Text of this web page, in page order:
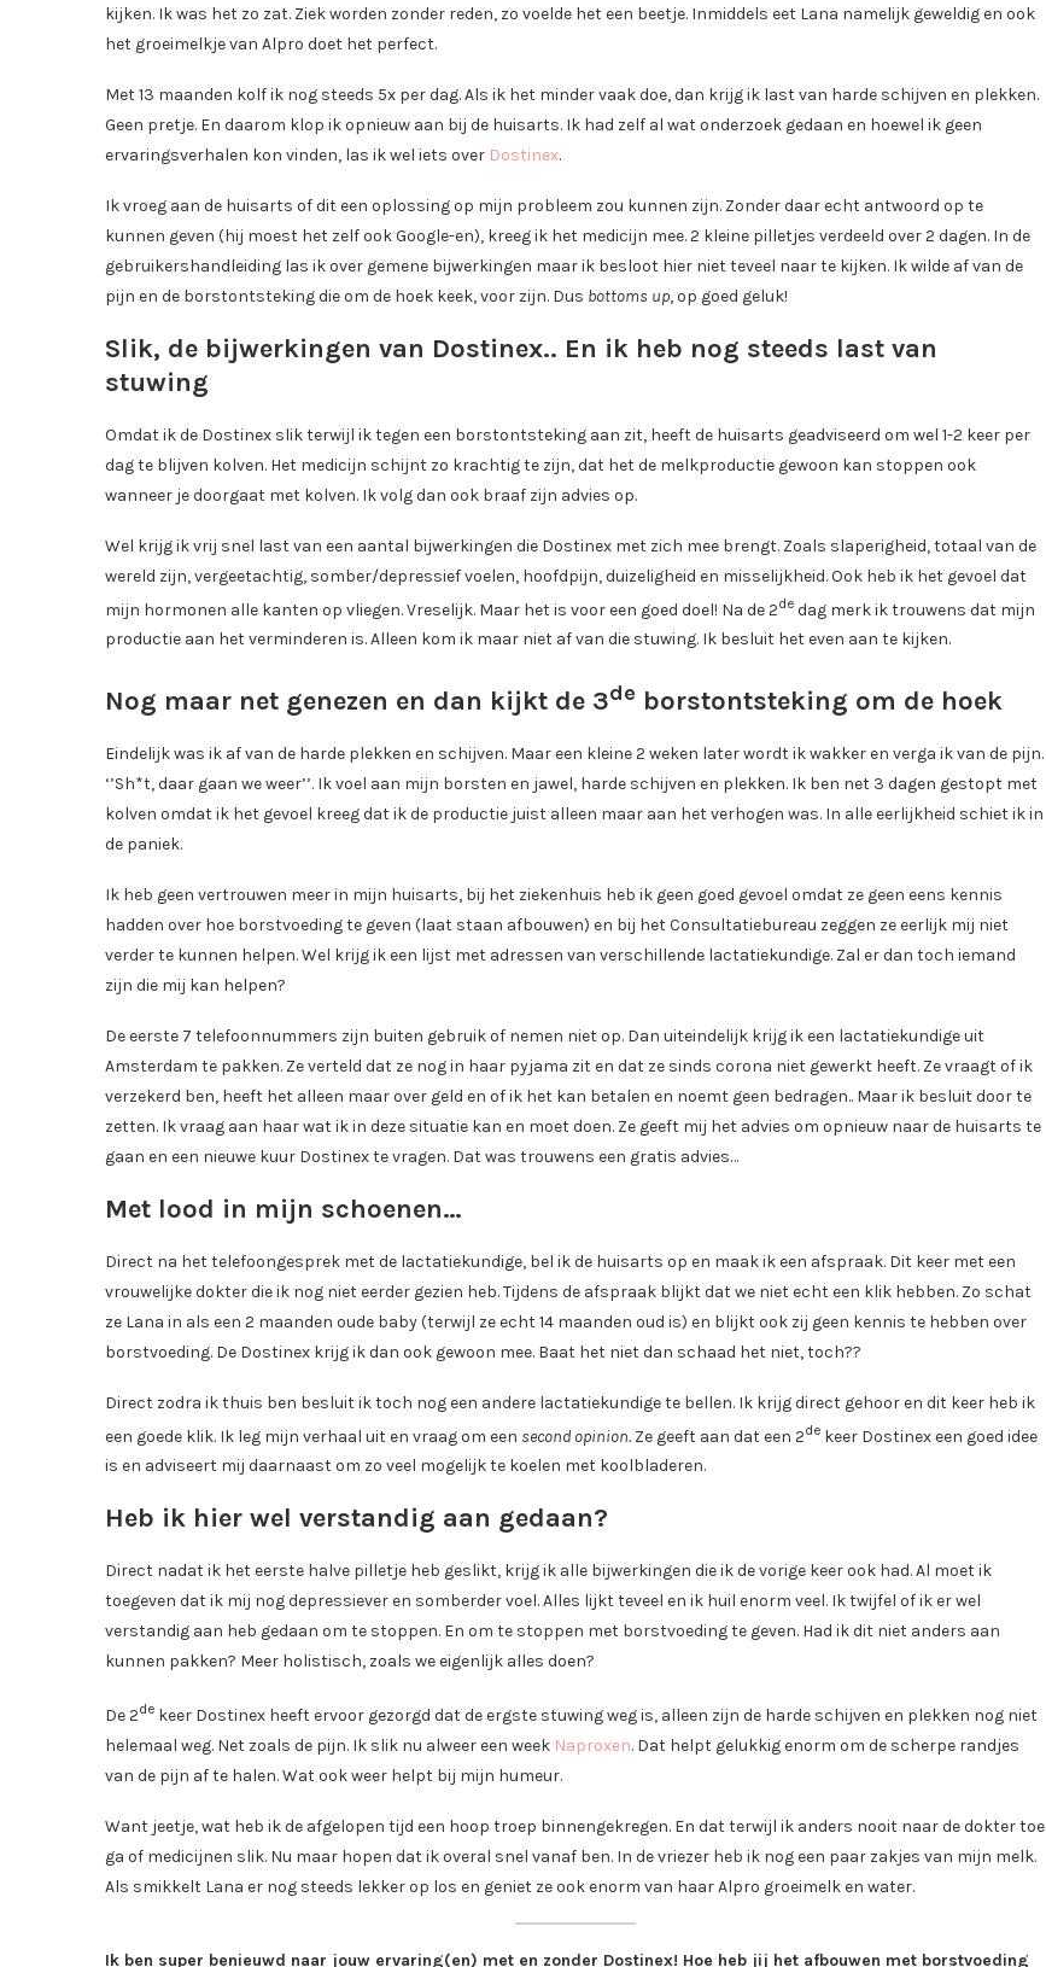
kijken. Ik was het zo zat. Ziek worden zonder reden, zo voelde het een beetje. Inmiddels eet Lana namelijk geweldig en ook
het groeimelkje van Alpro doet het perfect.
Met 13 maanden kolf ik nog steeds 5x per dag. Als ik het minder vaak doe, dan krijg ik last van harde schijven en plekken.
Geen pretje. En daarom klop ik opnieuw aan bij de huisarts. Ik had zelf al wat onderzoek gedaan en hoewel ik geen
ervaringsverhalen kon vinden, las ik wel iets over Dostinex.
Ik vroeg aan de huisarts of dit een oplossing op mijn probleem zou kunnen zijn. Zonder daar echt antwoord op te
kunnen geven (hij moest het zelf ook Google-en), kreeg ik het medicijn mee. 2 kleine pilletjes verdeeld over 2 dagen. In de
gebruikershandleiding las ik over gemene bijwerkingen maar ik besloot hier niet teveel naar te kijken. Ik wilde af van de
pijn en de borstontsteking die om de hoek keek, voor zijn. Dus bottoms up, op goed geluk!
Slik, de bijwerkingen van Dostinex.. En ik heb nog steeds last van
stuwing
Omdat ik de Dostinex slik terwijl ik tegen een borstontsteking aan zit, heeft de huisarts geadviseerd om wel 1-2 keer per
dag te blijven kolven. Het medicijn schijnt zo krachtig te zijn, dat het de melkproductie gewoon kan stoppen ook
wanneer je doorgaat met kolven. Ik volg dan ook braaf zijn advies op.
Wel krijg ik vrij snel last van een aantal bijwerkingen die Dostinex met zich mee brengt. Zoals slaperigheid, totaal van de
wereld zijn, vergeetachtig, somber/depressief voelen, hoofdpijn, duizeligheid en misselijkheid. Ook heb ik het gevoel dat
mijn hormonen alle kanten op vliegen. Vreselijk. Maar het is voor een goed doel! Na de 2de dag merk ik trouwens dat mijn
productie aan het verminderen is. Alleen kom ik maar niet af van die stuwing. Ik besluit het even aan te kijken.
Nog maar net genezen en dan kijkt de 3de borstontsteking om de hoek
Eindelijk was ik af van de harde plekken en schijven. Maar een kleine 2 weken later wordt ik wakker en verga ik van de pijn.
‘’Sh*t, daar gaan we weer’’. Ik voel aan mijn borsten en jawel, harde schijven en plekken. Ik ben net 3 dagen gestopt met
kolven omdat ik het gevoel kreeg dat ik de productie juist alleen maar aan het verhogen was. In alle eerlijkheid schiet ik in
de paniek.
Ik heb geen vertrouwen meer in mijn huisarts, bij het ziekenhuis heb ik geen goed gevoel omdat ze geen eens kennis
hadden over hoe borstvoeding te geven (laat staan afbouwen) en bij het Consultatiebureau zeggen ze eerlijk mij niet
verder te kunnen helpen. Wel krijg ik een lijst met adressen van verschillende lactatiekundige. Zal er dan toch iemand
zijn die mij kan helpen?
De eerste 7 telefoonnummers zijn buiten gebruik of nemen niet op. Dan uiteindelijk krijg ik een lactatiekundige uit
Amsterdam te pakken. Ze verteld dat ze nog in haar pyjama zit en dat ze sinds corona niet gewerkt heeft. Ze vraagt of ik
verzekerd ben, heeft het alleen maar over geld en of ik het kan betalen en noemt geen bedragen.. Maar ik besluit door te
zetten. Ik vraag aan haar wat ik in deze situatie kan en moet doen. Ze geeft mij het advies om opnieuw naar de huisarts te
gaan en een nieuwe kuur Dostinex te vragen. Dat was trouwens een gratis advies…
Met lood in mijn schoenen…
Direct na het telefoongesprek met de lactatiekundige, bel ik de huisarts op en maak ik een afspraak. Dit keer met een
vrouwelijke dokter die ik nog niet eerder gezien heb. Tijdens de afspraak blijkt dat we niet echt een klik hebben. Zo schat
ze Lana in als een 2 maanden oude baby (terwijl ze echt 14 maanden oud is) en blijkt ook zij geen kennis te hebben over
borstvoeding. De Dostinex krijg ik dan ook gewoon mee. Baat het niet dan schaad het niet, toch??
Direct zodra ik thuis ben besluit ik toch nog een andere lactatiekundige te bellen. Ik krijg direct gehoor en dit keer heb ik
een goede klik. Ik leg mijn verhaal uit en vraag om een second opinion. Ze geeft aan dat een 2de keer Dostinex een goed idee
is en adviseert mij daarnaast om zo veel mogelijk te koelen met koolbladeren.
Heb ik hier wel verstandig aan gedaan?
Direct nadat ik het eerste halve pilletje heb geslikt, krijg ik alle bijwerkingen die ik de vorige keer ook had. Al moet ik
toegeven dat ik mij nog depressiever en somberder voel. Alles lijkt teveel en ik huil enorm veel. Ik twijfel of ik er wel
verstandig aan heb gedaan om te stoppen. En om te stoppen met borstvoeding te geven. Had ik dit niet anders aan
kunnen pakken? Meer holistisch, zoals we eigenlijk alles doen?
De 2de keer Dostinex heeft ervoor gezorgd dat de ergste stuwing weg is, alleen zijn de harde schijven en plekken nog niet
helemaal weg. Net zoals de pijn. Ik slik nu alweer een week Naproxen. Dat helpt gelukkig enorm om de scherpe randjes
van de pijn af te halen. Wat ook weer helpt bij mijn humeur.
Want jeetje, wat heb ik de afgelopen tijd een hoop troep binnengekregen. En dat terwijl ik anders nooit naar de dokter toe
ga of medicijnen slik. Nu maar hopen dat ik overal snel vanaf ben. In de vriezer heb ik nog een paar zakjes van mijn melk.
Als smikkelt Lana er nog steeds lekker op los en geniet ze ook enorm van haar Alpro groeimelk en water.
Ik ben super benieuwd naar jouw ervaring(en) met en zonder Dostinex! Hoe heb jij het afbouwen met borstvoeding